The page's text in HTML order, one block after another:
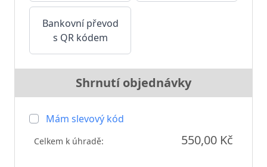
Bankovní převod
s QR kódem
Shrnutí objednávky
Mám slevový kód
Celkem k úhradě: 550,00 Kč